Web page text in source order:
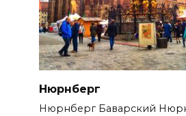
Нюрнберг
Нюрнберг Баварский